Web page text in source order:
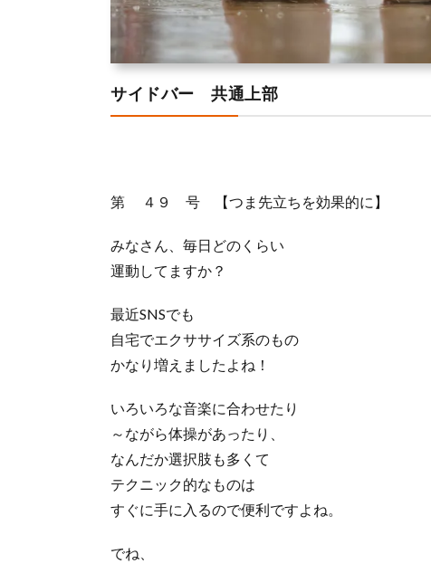
サイドバー 共通上部
第 ４９ 号 【つま先立ちを効果的に】
みなさん、毎日どのくらい
運動してますか？
最近SNSでも
自宅でエクササイズ系のもの
かなり増えましたよね！
いろいろな音楽に合わせたり
～ながら体操があったり、
なんだか選択肢も多くて
テクニック的なものは
すぐに手に入るので便利ですよね。
でね、